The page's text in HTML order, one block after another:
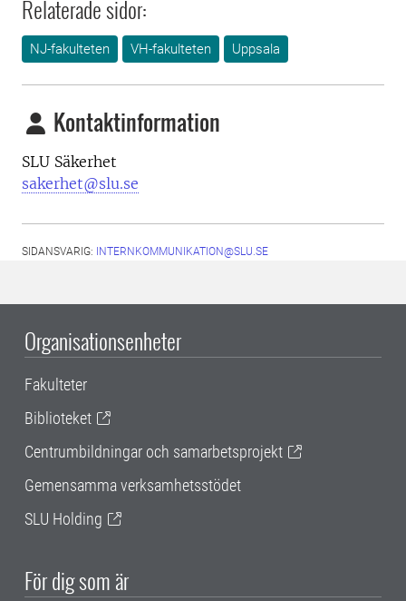
Relaterade sidor:
NJ-fakulteten VH-fakulteten Uppsala
Kontaktinformation
SLU Säkerhet
sakerhet@slu.se
SIDANSVARIG: INTERNKOMMUNIKATION@SLU.SE
Organisationsenheter
Fakulteter
Biblioteket
Centrumbildningar och samarbetsprojekt
Gemensamma verksamhetsstödet
SLU Holding
För dig som är